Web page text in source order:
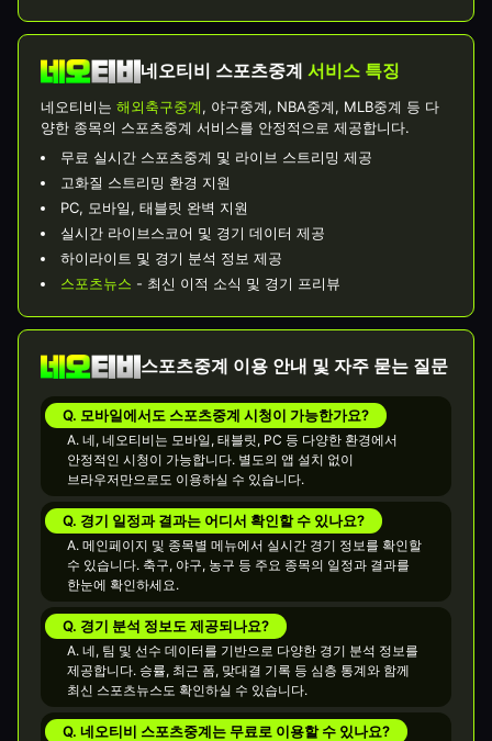
네오티비 스포츠중계 서비스 특징
네오티비는 해외축구중계, 야구중계, NBA중계, MLB중계 등 다
양한 종목의 스포츠중계 서비스를 안정적으로 제공합니다.
무료 실시간 스포츠중계 및 라이브 스트리밍 제공
고화질 스트리밍 환경 지원
PC, 모바일, 태블릿 완벽 지원
실시간 라이브스코어 및 경기 데이터 제공
하이라이트 및 경기 분석 정보 제공
스포츠뉴스 - 최신 이적 소식 및 경기 프리뷰
스포츠중계 이용 안내 및 자주 묻는 질문
Q. 모바일에서도 스포츠중계 시청이 가능한가요?
A. 네, 네오티비는 모바일, 태블릿, PC 등 다양한 환경에서
안정적인 시청이 가능합니다. 별도의 앱 설치 없이
브라우저만으로도 이용하실 수 있습니다.
Q. 경기 일정과 결과는 어디서 확인할 수 있나요?
A. 메인페이지 및 종목별 메뉴에서 실시간 경기 정보를 확인할
수 있습니다. 축구, 야구, 농구 등 주요 종목의 일정과 결과를
한눈에 확인하세요.
Q. 경기 분석 정보도 제공되나요?
A. 네, 팀 및 선수 데이터를 기반으로 다양한 경기 분석 정보를
제공합니다. 승률, 최근 폼, 맞대결 기록 등 심층 통계와 함께
최신 스포츠뉴스도 확인하실 수 있습니다.
Q. 네오티비 스포츠중계는 무료로 이용할 수 있나요?